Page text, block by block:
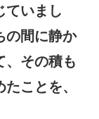
ていまし
の間に静か
、その積も
ことを、